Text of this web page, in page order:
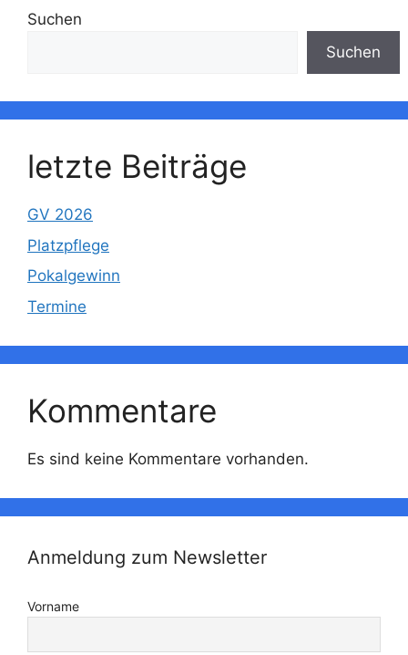
Suchen
Suchen
letzte Beiträge
GV 2026
Platzpflege
Pokalgewinn
Termine
Kommentare
Es sind keine Kommentare vorhanden.
Anmeldung zum Newsletter
Vorname